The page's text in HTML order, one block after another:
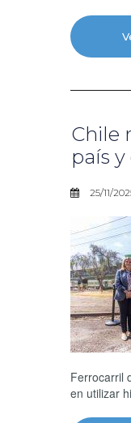
Chile
país
25/11/
Ferrocarril
en utilizar